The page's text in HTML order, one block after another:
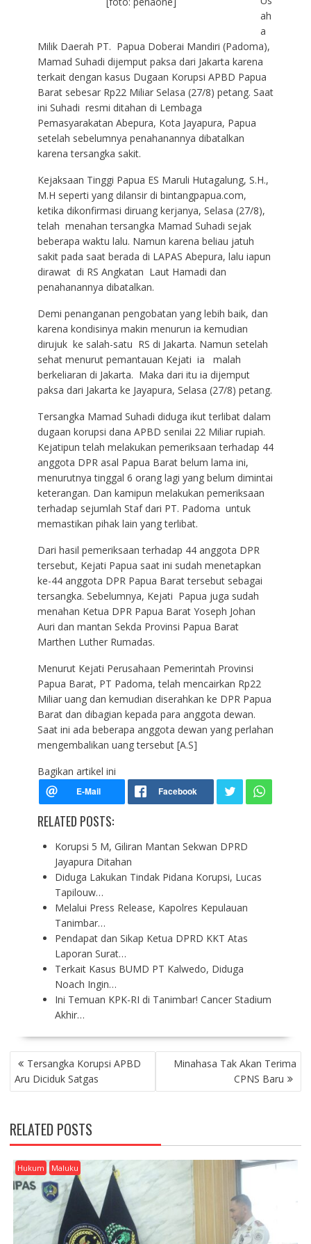
ah
a
Milik Daerah PT. Papua Doberai Mandiri (Padoma),
Mamad Suhadi dijemput paksa dari Jakarta karena
terkait dengan kasus Dugaan Korupsi APBD Papua
Barat sebesar Rp22 Miliar Selasa (27/8) petang. Saat
ini Suhadi resmi ditahan di Lembaga
Pemasyarakatan Abepura, Kota Jayapura, Papua
setelah sebelumnya penahanannya dibatalkan
karena tersangka sakit.
Kejaksaan Tinggi Papua ES Maruli Hutagalung, S.H.,
M.H seperti yang dilansir di bintangpapua.com,
ketika dikonfirmasi diruang kerjanya, Selasa (27/8),
telah menahan tersangka Mamad Suhadi sejak
beberapa waktu lalu. Namun karena beliau jatuh
sakit pada saat berada di LAPAS Abepura, lalu iapun
dirawat di RS Angkatan Laut Hamadi dan
penahanannya dibatalkan.
Demi penanganan pengobatan yang lebih baik, dan
karena kondisinya makin menurun ia kemudian
dirujuk ke salah-satu RS di Jakarta. Namun setelah
sehat menurut pemantauan Kejati ia malah
berkeliaran di Jakarta. Maka dari itu ia dijemput
paksa dari Jakarta ke Jayapura, Selasa (27/8) petang.
Tersangka Mamad Suhadi diduga ikut terlibat dalam
dugaan korupsi dana APBD senilai 22 Miliar rupiah.
Kejatipun telah melakukan pemeriksaan terhadap 44
anggota DPR asal Papua Barat belum lama ini,
menurutnya tinggal 6 orang lagi yang belum dimintai
keterangan. Dan kamipun melakukan pemeriksaan
terhadap sejumlah Staf dari PT. Padoma untuk
memastikan pihak lain yang terlibat.
Dari hasil pemeriksaan terhadap 44 anggota DPR
tersebut, Kejati Papua saat ini sudah menetapkan
ke-44 anggota DPR Papua Barat tersebut sebagai
tersangka. Sebelumnya, Kejati Papua juga sudah
menahan Ketua DPR Papua Barat Yoseph Johan
Auri dan mantan Sekda Provinsi Papua Barat
Marthen Luther Rumadas.
Menurut Kejati Perusahaan Pemerintah Provinsi
Papua Barat, PT Padoma, telah mencairkan Rp22
Miliar uang dan kemudian diserahkan ke DPR Papua
Barat dan dibagian kepada para anggota dewan.
Saat ini ada beberapa anggota dewan yang perlahan
mengembalikan uang tersebut [A.S]
Bagikan artikel ini
RELATED POSTS:
Korupsi 5 M, Giliran Mantan Sekwan DPRD
Jayapura Ditahan
Diduga Lakukan Tindak Pidana Korupsi, Lucas
Tapilouw…
Melalui Press Release, Kapolres Kepulauan
Tanimbar…
Pendapat dan Sikap Ketua DPRD KKT Atas
Laporan Surat…
Terkait Kasus BUMD PT Kalwedo, Diduga
Noach Ingin…
Ini Temuan KPK-RI di Tanimbar! Cancer Stadium
Akhir…
P
O
S
N
A
V
G
A
Tersangka Korupsi APBD
Aru Diciduk Satgas
Minahasa Tak Akan Terima
CPNS Baru
RELATED POSTS
Hukum Maluku